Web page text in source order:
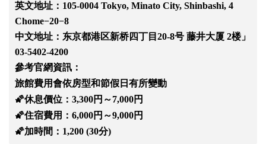
英文地址： 105-0004 Tokyo, Minato City, Shinbashi, 4
Chome−20−8
中文地址： 东京都港区新桥四丁目20-8号 藤井大厦 2楼」
03-5402-4200
參考官網資訊：
旅館費用會依房型和節假日有所變動
🌠休息價位：3,300円～7,000円
🌠住宿費用：6,000円～9,000円
🌠加時間：1,200 (30分)